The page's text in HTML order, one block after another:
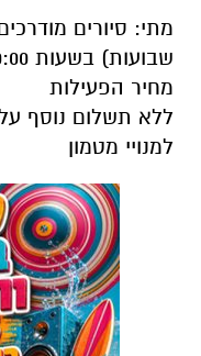
שבועות) בשעות 10:00, 12:00, 14:00
מחיר הפעילות
ללא תשלום נוסף
למנויי מטמון